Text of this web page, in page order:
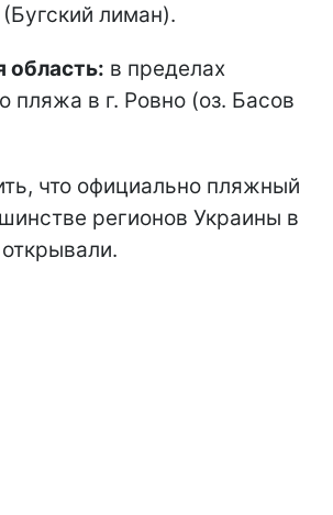
лиман).
область: в пределах
пляжа в г. Ровно (оз. Басов
что официально пляжный
регионов Украины в